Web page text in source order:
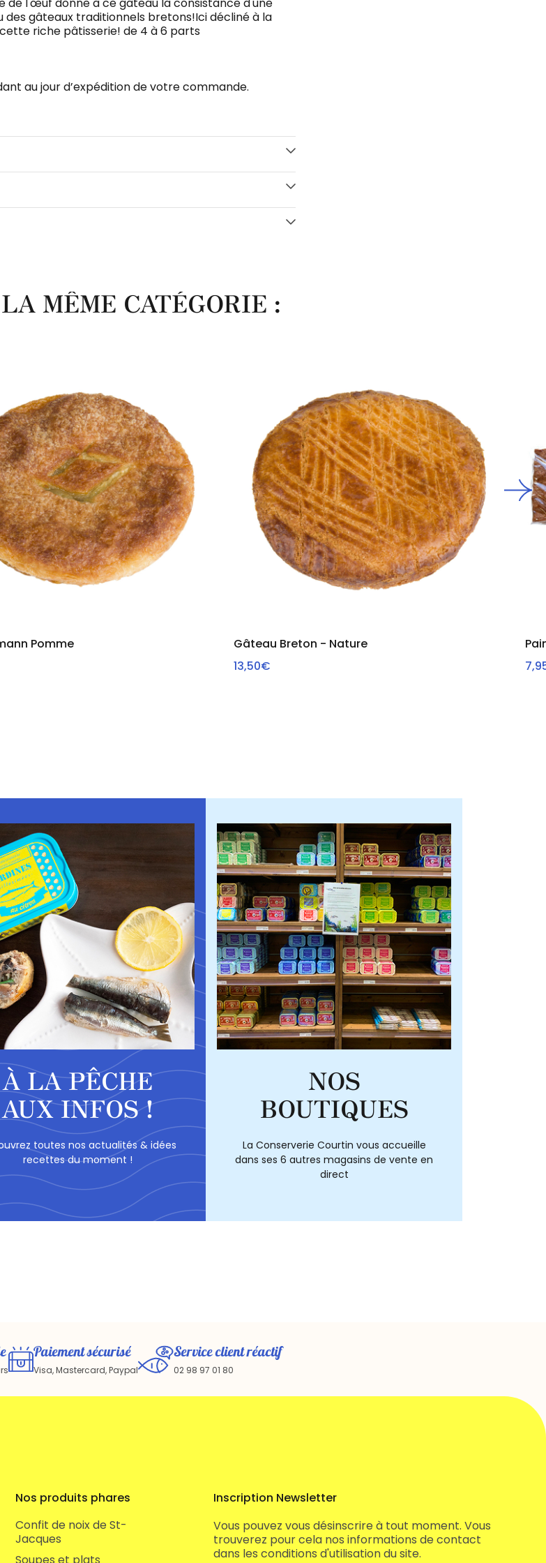
gâteaux traditionnels bretons!Ici décliné à la
riche pâtisserie! de 4 à 6 parts
au jour d’expédition de votre commande.
MÊME CATÉGORIE :
Pomme
Gâteau Breton - Nature
13,50€
À LA PÊCHE
AUX INFOS !
toutes nos actualités & idées
recettes du moment !
NOS
BOUTIQUES
La Conserverie Courtin vous accueille
dans ses 6 autres magasins de vente en
direct
Paiement sécurisé
Visa, Mastercard, Paypal
Service client réactif
02 98 97 01 80
Nos produits phares
Confit de noix de St-
Jacques
Inscription Newsletter
Vous pouvez vous désinscrire à tout moment. Vous
trouverez pour cela nos informations de contact
dans les conditions d'utilisation du site.